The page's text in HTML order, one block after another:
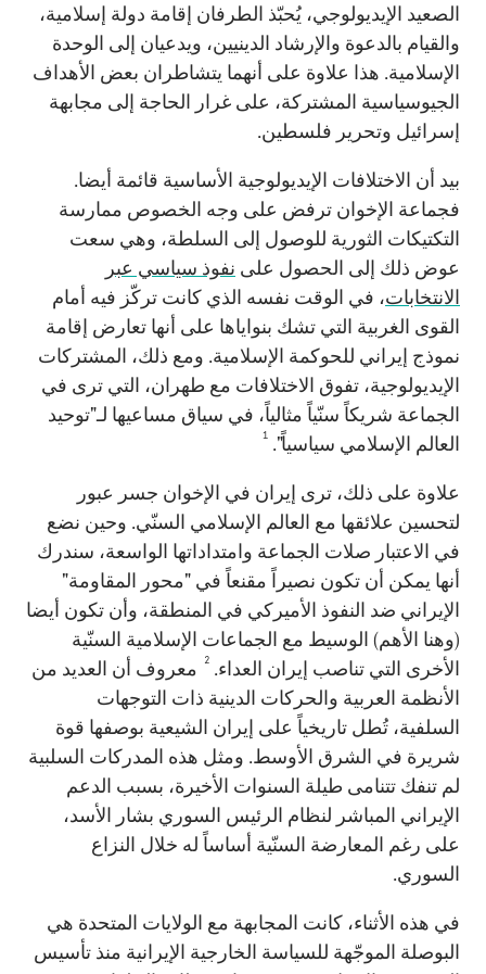
الصعيد الإيديولوجي، يُحبّذ الطرفان إقامة دولة إسلامية،
والقيام بالدعوة والإرشاد الدينيين، ويدعيان إلى الوحدة
الإسلامية. هذا علاوة على أنهما يتشاطران بعض الأهداف
الجيوسياسية المشتركة، على غرار الحاجة إلى مجابهة
إسرائيل وتحرير فلسطين.
بيد أن الاختلافات الإيديولوجية الأساسية قائمة أيضا.
فجماعة الإخوان ترفض على وجه الخصوص ممارسة
التكتيكات الثورية للوصول إلى السلطة، وهي سعت
عوض ذلك إلى الحصول على نفوذ سياسي عبر
الانتخابات، في الوقت نفسه الذي كانت تركّز فيه أمام
القوى الغربية التي تشك بنواياها على أنها تعارض إقامة
نموذج إيراني للحوكمة الإسلامية. ومع ذلك، المشتركات
الإيديولوجية، تفوق الاختلافات مع طهران، التي ترى في
الجماعة شريكاً سنّياً مثالياً، في سياق مساعيها لـ"توحيد
العالم الإسلامي سياسياً". 1
علاوة على ذلك، ترى إيران في الإخوان جسر عبور
لتحسين علائقها مع العالم الإسلامي السنّي. وحين نضع
في الاعتبار صلات الجماعة وامتداداتها الواسعة، سندرك
أنها يمكن أن تكون نصيراً مقنعاً في "محور المقاومة"
الإيراني ضد النفوذ الأميركي في المنطقة، وأن تكون أيضا
(وهنا الأهم) الوسيط مع الجماعات الإسلامية السنّية
الأخرى التي تناصب إيران العداء. 2
معروف أن العديد من
الأنظمة العربية والحركات الدينية ذات التوجهات
السلفية، تُطل تاريخياً على إيران الشيعية بوصفها قوة
شريرة في الشرق الأوسط. ومثل هذه المدركات السلبية
لم تنفك تتنامى طيلة السنوات الأخيرة، بسبب الدعم
الإيراني المباشر لنظام الرئيس السوري بشار الأسد،
على رغم المعارضة السنّية أساساً له خلال النزاع
السوري.
في هذه الأثناء، كانت المجابهة مع الولايات المتحدة هي
البوصلة الموجّهة للسياسة الخارجية الإيرانية منذ تأسيس